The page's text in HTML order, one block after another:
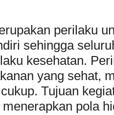
perilaku
sehingga
kesehatan.
yang sehat,
Tujuan
pola